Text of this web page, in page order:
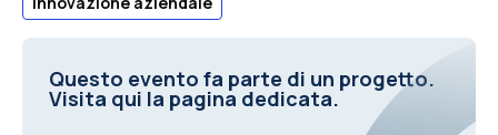
Questo evento fa parte di un progetto.
Visita qui la pagina dedicata.